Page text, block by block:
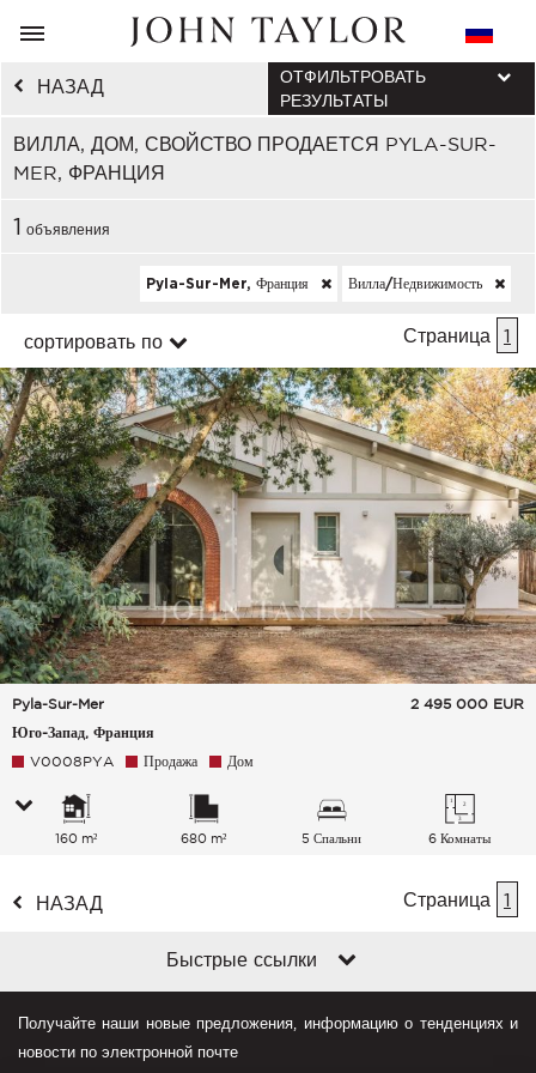
НАЗАД
ВИЛЛА, ДОМ, СВОЙСТВО ПРОДАЕТСЯ PYLA-SUR-
MER, ФРАНЦИЯ
ОТФИЛЬТРОВАТЬ
РЕЗУЛЬТАТЫ
1 объявления
Pyla-Sur-Mer, Франция Вилла/недвижимость
сортировать по Страница 1
Pyla-Sur-Mer
Юго-Запад, Франция
2 495 000 EUR
V0008PYA Продажа Дом
160 m² 680 m² 5 Спальни 6 Комнаты
НАЗАД Страница 1
Быстрые ссылки
Получайте наши новые предложения, информацию о тенденциях и
новости по электронной почте